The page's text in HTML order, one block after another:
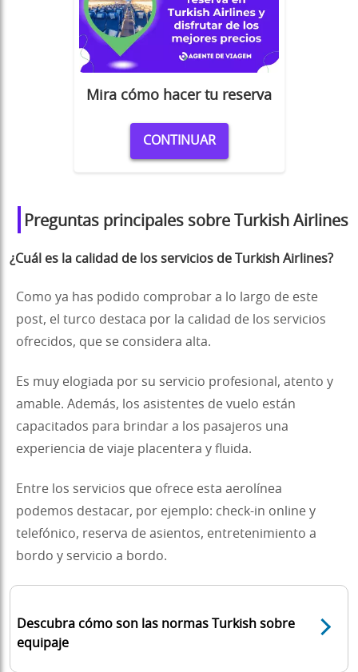
Mira cómo hacer tu reserva
CONTINUAR
Preguntas principales sobre Turkish Airlines
¿Cuál es la calidad de los servicios de Turkish Airlines?
Como ya has podido comprobar a lo largo de este
post, el turco destaca por la calidad de los servicios
ofrecidos, que se considera alta.
Es muy elogiada por su servicio profesional, atento y
amable. Además, los asistentes de vuelo están
capacitados para brindar a los pasajeros una
experiencia de viaje placentera y fluida.
Entre los servicios que ofrece esta aerolínea
podemos destacar, por ejemplo: check-in online y
telefónico, reserva de asientos, entretenimiento a
bordo y servicio a bordo.
Descubra cómo son las normas Turkish sobre
equipaje